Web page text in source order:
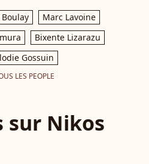
Boulay
Marc Lavoine
Bixente Lizarazu
Gossuin
LES PEOPLE
sur Nikos